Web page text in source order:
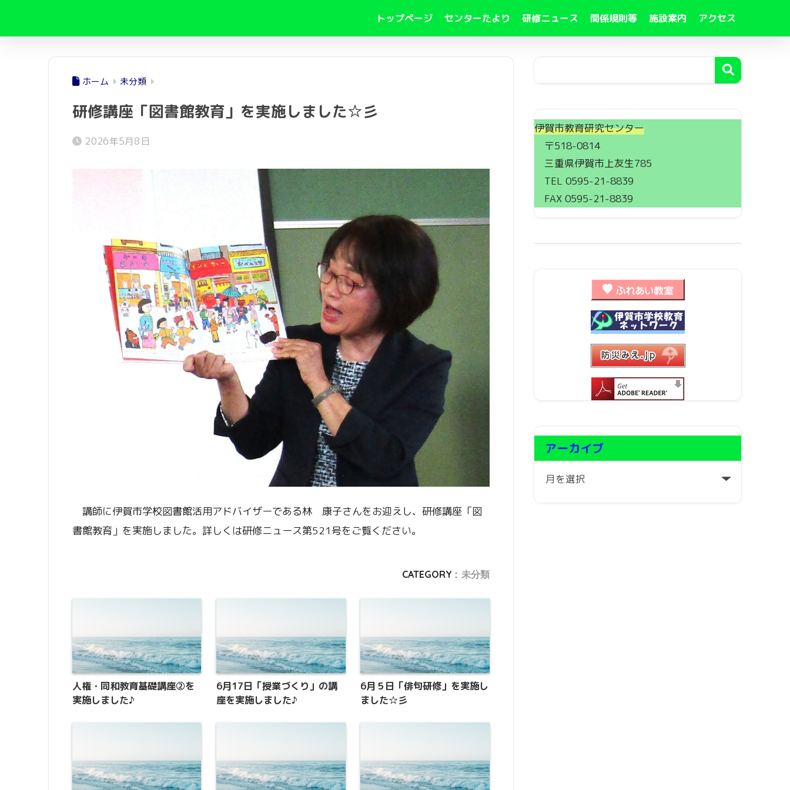
トップページ センターたより 研修ニュース 関係規則等 施設案内 アクセス
ホーム 未分類
研修講座「図書館教育」を実施しました☆彡
2026年5月8日
講師に伊賀市学校図書館活用アドバイザーである林 康子さんをお迎えし、研修講座「図
書館教育」を実施しました。詳しくは研修ニュース第521号をご覧ください。
CATEGORY : 未分類
人権・同和教育基礎講座②を
実施しました♪
6月17日「授業づくり」の講
座を実施しました♪
6月５日「俳句研修」を実施し
ました☆彡
伊賀市教育研究センター
〒518-0814
三重県伊賀市上友生785
TEL 0595-21-8839
FAX 0595-21-8839
アーカイブ
ア